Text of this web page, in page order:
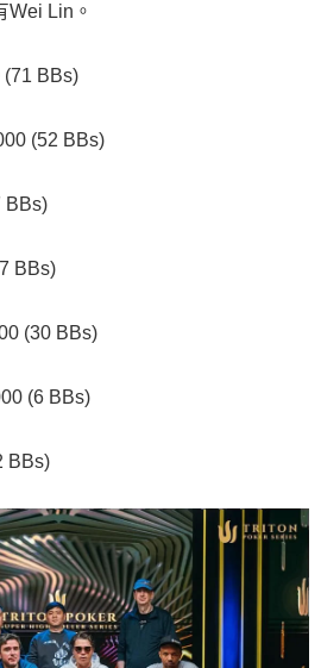
Wei Lin。
(71 BBs)
(52 BBs)
BBs)
BBs)
(30 BBs)
(6 BBs)
BBs)